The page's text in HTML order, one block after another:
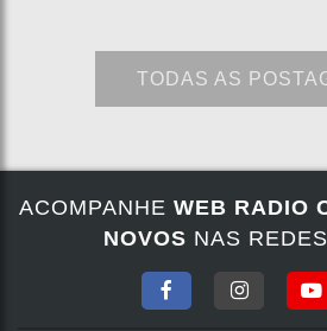
TODAS AS
ACOMPANHE WEB RADIO
NOVOS NAS